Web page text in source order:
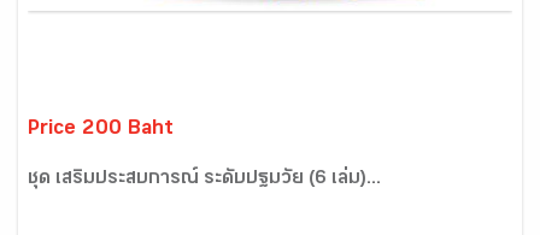
Price 200 Baht
ชุด เสริมประสบการณ์ ระดับปฐมวัย (6 เล่ม)...